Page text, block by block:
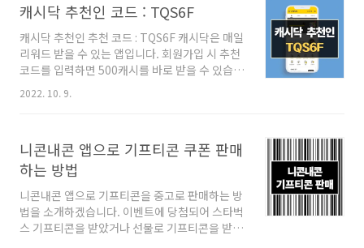
MED 코인을 받을 수 있습니다. 메디패스 앱 소개
메디패스 앱은 돈이 되는 건강생활 관련 서비스
를 제공하는 앱으로 비용·서류 없이 보험청구부
터 걸으면 돈이 되는 코인워크 등의 여러 서비스
를 제공합니다. 메디패스 앱테크 방법 메디패스
앱에서 제공하는 서비스 중 코인워크가 있습니
캐시닥 추천인 코드 : TQS6F
캐시닥 추천인 추천 코드 : TQS6F 캐시닥은 매일
리워드 받을 수 있는 앱입니다. 회원가입 시 추천
코드를 입력하면 500캐시를 바로 받을 수 있습니
다. 캐시닥 추천코드 : TQS6F 앱테크에 관심 있
는 분들이라면 캐시워크, 토스 만보기, 모니모, 페
히 비슷해 보였습니다. 캐시워크와 캐시닥은 별
도 법인으로 운영되고 있는 것으로 보이지만 앱
니다. 캐시닥으로 돈 버는 방법 캐시닥으로는 아
래의 여러 가지 방법으로 캐시를 지급받을 수 있
습니다. 용돈퀴즈 - 퀴즈를 풀어 캐시를 받을 수
2022. 10. 9.
니콘내콘 앱으로 기프티콘 쿠폰 판매
하는 방법
니콘내콘 앱으로 기프티콘을 중고로 판매하는 방
법을 소개하겠습니다. 이벤트에 당첨되어 스타벅
스 기프티콘을 받았거나 선물로 기프티콘을 받으